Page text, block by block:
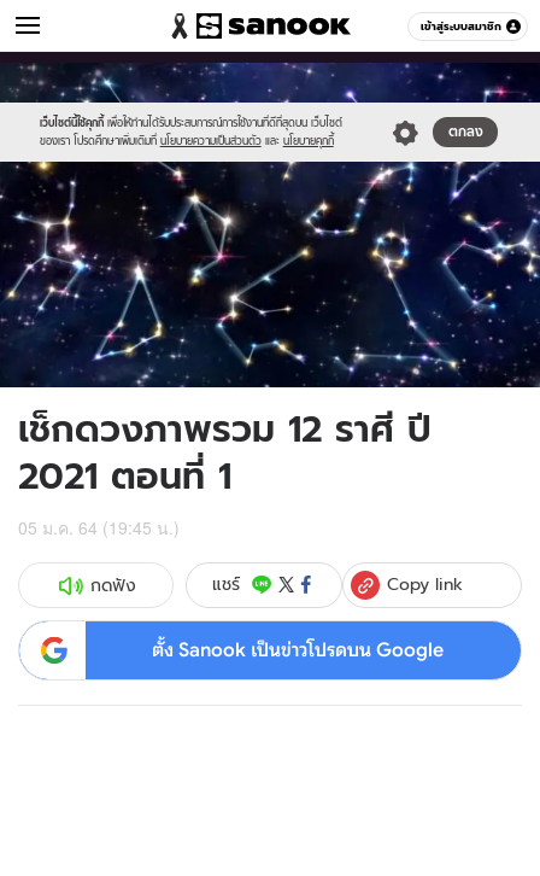
เข้าสู่ระบบสมาชิก
ดูดวง หมวดอื่นๆ
เว็บไซต์นี้ใช้คุกกี้ เพื่อให้ท่านได้รับประสบการณ์การใช้งานที่ดีที่สุดบน เว็บไซต์
ของเรา โปรดศึกษาเพิ่มเติมที่ นโยบายความเป็นส่วนตัว และ นโยบายคุกกี้
ตกลง
Sanook
//s.isanook.com/sr/0/images/logo-
new-
sanook.png
600
60
//s.isanook.com/ho/0/ud/39/197837/359975.jpg
เช็กดวงภาพรวม 12 ราศี ปี
2021 ตอนที่ 1
05 ม.ค. 64 (19:45 น.)
กดฟัง แชร์ Copy link
ตั้ง Sanook เป็นข่าวโปรดบน Google